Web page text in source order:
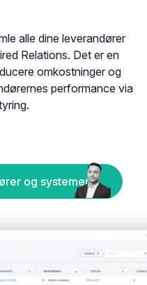
alle dine leverandører
Relations. Det er en
omkostninger og
performance via
og systemer